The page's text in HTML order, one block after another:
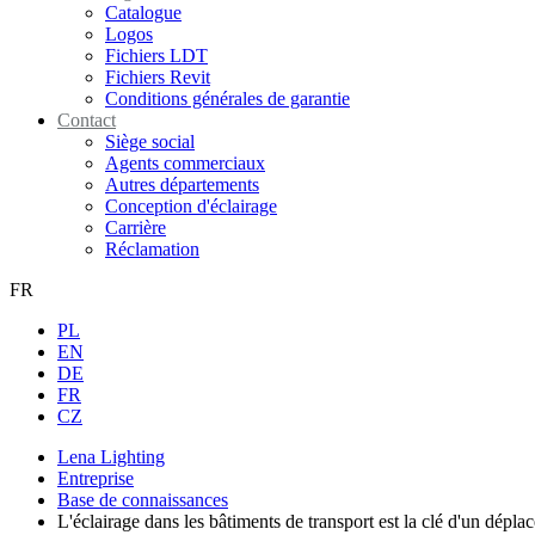
Catalogue
Logos
Fichiers LDT
Fichiers Revit
Conditions générales de garantie
Contact
Siège social
Agents commerciaux
Autres départements
Conception d'éclairage
Carrière
Réclamation
FR
PL
EN
DE
FR
CZ
Lena Lighting
Entreprise
Base de connaissances
L'éclairage dans les bâtiments de transport est la clé d'un